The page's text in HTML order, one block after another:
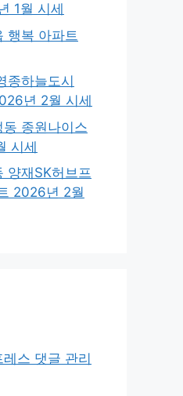
1월 시세
행복 아파트
종하늘도시
년 2월 시세
종원나이스
시세
양재SK허브프
2026년 2월
레스 댓글 관리